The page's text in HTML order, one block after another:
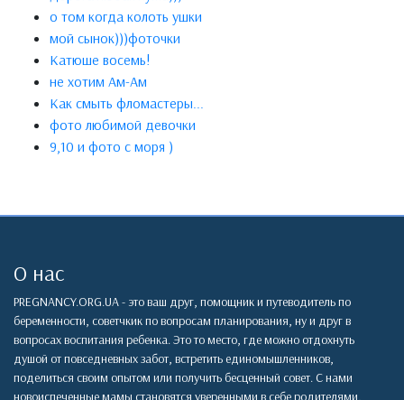
о том когда колоть ушки
мой сынок)))фоточки
Катюше восемь!
не хотим Ам-Ам
Как смыть фломастеры...
фото любимой девочки
9,10 и фото с моря )
О нас
PREGNANCY.ORG.UA - это ваш друг, помощник и путеводитель по
беременности, советчкик по вопросам планирования, ну и друг в
вопросах воспитания ребенка. Это то место, где можно отдохнуть
душой от повседневных забот, встретить единомышленников,
поделиться своим опытом или получить бесценный совет. С нами
новоиспеченные мамы становятся уверенными в себе родителями,